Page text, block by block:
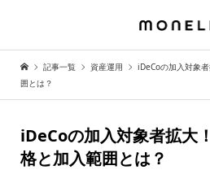
記事一覧 資産運用
iDeCoの加入対象
囲とは？
iDeCoの加入対象者拡
格と加入範囲とは？